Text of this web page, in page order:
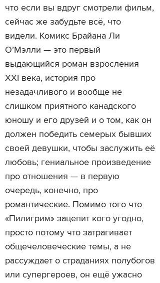
что если вы вдруг смотрели фильм,
сейчас же забудьте всё, что
видели. Комикс Брайана Ли
О’Мэлли — это первый
выдающийся роман взросления
XXI века, история про
незадачливого и вообще не
слишком приятного канадского
юношу и его друзей и о том, как он
должен победить семерых бывших
своей девушки, чтобы заслужить её
любовь; гениальное произведение
про отношения — в первую
очередь, конечно, про
романтические. Помимо того что
«Пилигрим» зацепит кого угодно,
просто потому что затрагивает
общечеловеческие темы, а не
рассуждает о страданиях полубогов
или супергероев, он ещё ужасно